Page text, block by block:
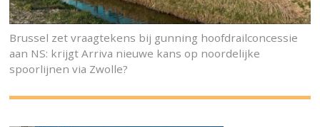
Brussel zet vraagtekens bij gunning hoofdrailconcessie
aan NS: krijgt Arriva nieuwe kans op noordelijke
spoorlijnen via Zwolle?